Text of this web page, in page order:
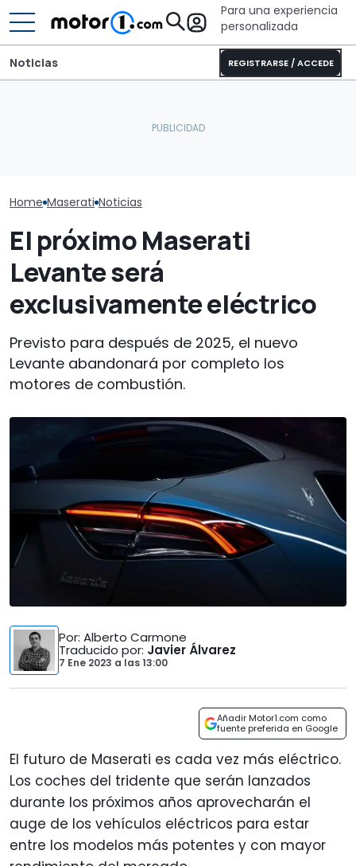
Para una experiencia
personalizada
REGISTRARSE / ACCEDE
Noticias
Home Maserati Noticias
El próximo Maserati
Levante será
exclusivamente eléctrico
Previsto para después de 2025, el nuevo
Levante abandonará por completo los
motores de combustión.
Por: Alberto Carmone
Traducido por: Javier Álvarez
7 Ene 2023 a las13:00
Añadir Motor1.com como
fuente preferida en Google
El futuro de Maserati es cada vez más eléctrico.
Los coches del tridente que serán lanzados
durante los próximos años aprovecharán el
auge de los vehículos eléctricos para estar
entre los modelos más potentes y con mayor